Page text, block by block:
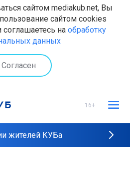
сайтом mediakub.net, Вы
сайтом cookies
на обработку
данных
Согласен
16+
жителей КУБа